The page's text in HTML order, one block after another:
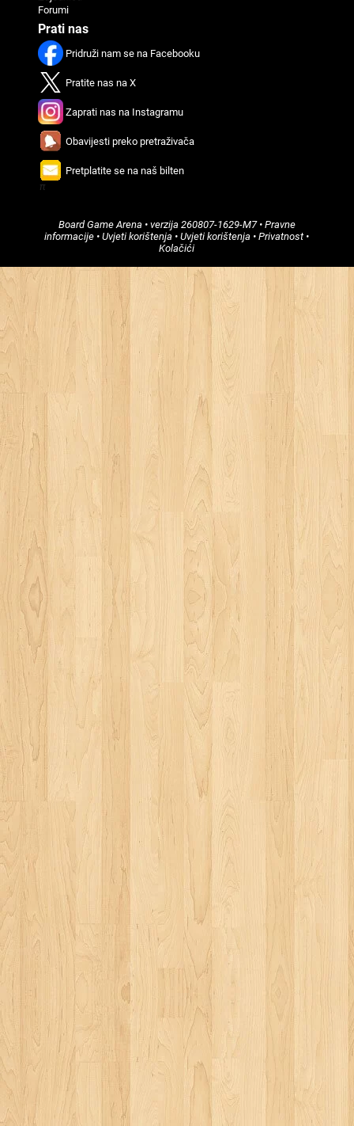
Forumi
Prati nas
Pridruži nam se na Facebooku
Pratitе nas na X
Zaprati nas na Instagramu
Obavijеsti preko prеtraživača
Prеtplatitе sе na naš biltеn
Board Game Arena • verzija 260807-1629-M7• Pravne
informacije •Uvjeti korištеnja •Uvjeti korištenja •Privatnost•
Kolačići
π